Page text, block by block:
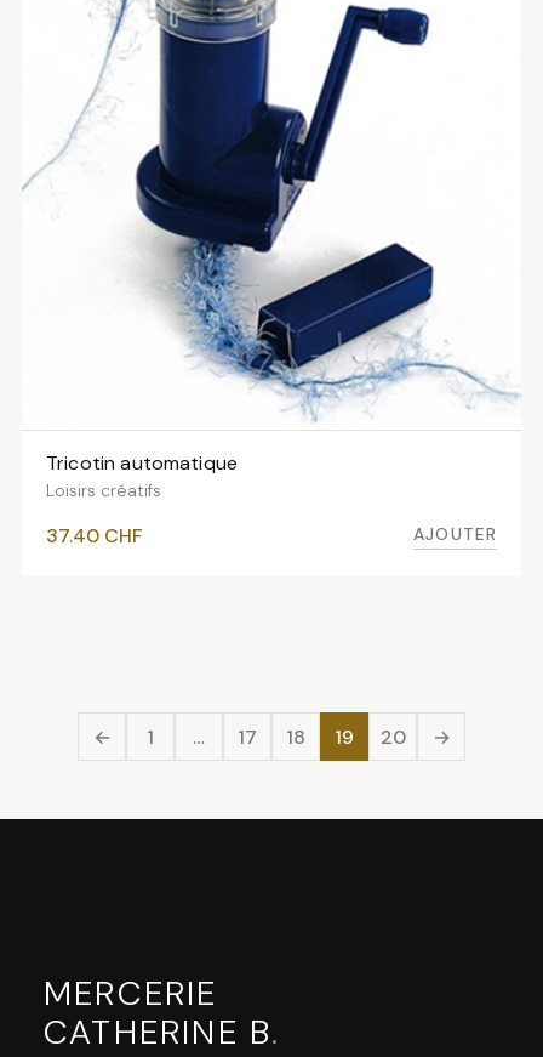
AJOUTER AU PANIER
Tricotin automatique
Loisirs créatifs
37.40 CHF AJOUTER
← 1 … 17 18 19 20 →
MERCERIE
CATHERINE B.